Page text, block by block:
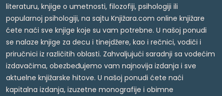
literaturu, knjige o umetnosti, filozofiji, psihologiji ili
popularnoj psihologiji, na sajtu Knjižara.com online knjižare
ćete naći sve knjige koje su vam potrebne. U našoj ponudi
se nalaze knjige za decu i tinejdžere, kao i rečnici, vodiči i
priručnici iz različitih oblasti. Zahvaljujući saradnji sa vodećim
izdavačima, obezbeđujemo vam najnovija izdanja i sve
aktuelne knjižarske hitove. U našoj ponudi ćete naći
kapitalna izdanja, izuzetne monografije i obimne